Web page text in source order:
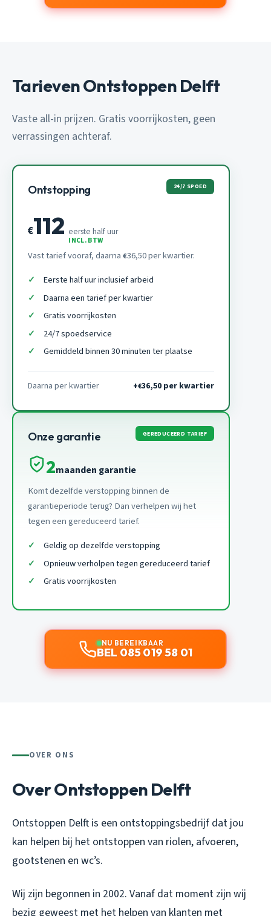
Tarieven Ontstoppen Delft
Vaste all-in prijzen. Gratis voorrijkosten, geen
verrassingen achteraf.
Ontstopping 24/7 SPOED
€112 eerste half uur
INCL. BTW
Vast tarief vooraf, daarna €36,50 per kwartier.
Eerste half uur inclusief arbeid
Daarna een tarief per kwartier
Gratis voorrijkosten
24/7 spoedservice
Gemiddeld binnen 30 minuten ter plaatse
Daarna per kwartier +€36,50 per kwartier
Onze garantie GEREDUCEERD TARIEF
2maanden garantie
Komt dezelfde verstopping binnen de
garantieperiode terug? Dan verhelpen wij het
tegen een gereduceerd tarief.
Geldig op dezelfde verstopping
Opnieuw verholpen tegen gereduceerd tarief
Gratis voorrijkosten
NU BEREIKBAAR
BEL 085 019 58 01
OVER ONS
Over Ontstoppen Delft
Ontstoppen Delft is een ontstoppingsbedrijf dat jou
kan helpen bij het ontstoppen van riolen, afvoeren,
gootstenen en wc’s.
Wij zijn begonnen in 2002. Vanaf dat moment zijn wij
bezig geweest met het helpen van klanten met